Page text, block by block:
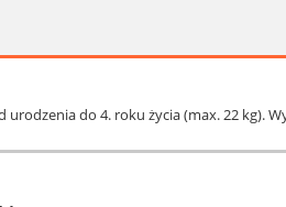
do 4. roku życia (max. 22 kg).